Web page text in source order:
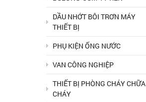
DẦU NHỚT BÔI TRƠN MÁY
THIẾT BỊ
PHỤ KIỆN ỐNG NƯỚC
VAN CÔNG NGHIỆP
THIẾT BỊ PHÒNG CHÁY CHỮA
CHÁY